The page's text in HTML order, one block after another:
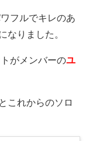
フルでキレのあ
なりました。
がメンバーのユ
これからのソロ